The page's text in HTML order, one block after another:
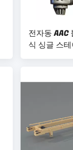
전자동 AAC
식 싱글 스